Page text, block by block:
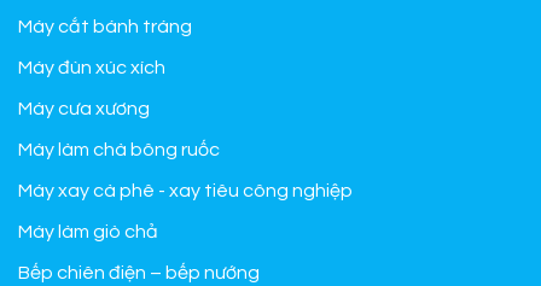
Máy cắt bánh tráng
Máy đùn xúc xích
Máy cưa xương
Máy làm chà bông ruốc
Máy xay cà phê - xay tiêu công nghiệp
Máy làm giò chả
Bếp chiên điện – bếp nướng